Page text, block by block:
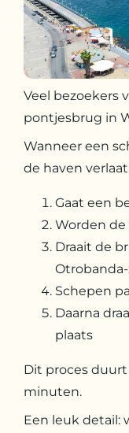
Veel bezoekers
pontjesbrug in
Wanneer een
de haven
Gaat een
Worden
Draait de
Schepen
Daarna
plaats
Dit proces
minuten.
Een leuk detail: